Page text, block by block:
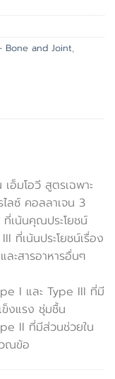
Bone and Joint,
อ็มโอวี สูตรเฉพาะ
ลซ์ คอลลาเจน 3
เน้นคุณประโยชน์
ที่เน้นประโยชน์เรื่อง
ะสารอาหารอื่นๆ
I และ Type III ที่มี
งแรง ชุ่มชื้น
II ที่มีส่วนช่วยใน
วณข้อ